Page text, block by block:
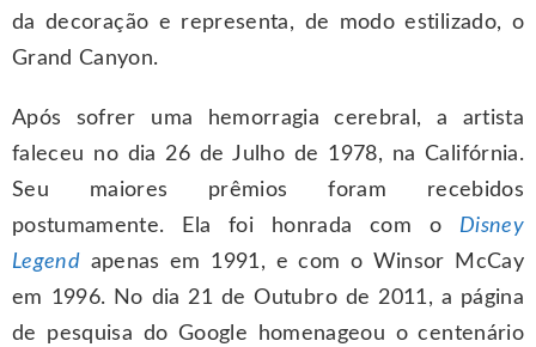
da decoração e representa, de modo estilizado, o
Grand Canyon.
Após sofrer uma hemorragia cerebral, a artista
faleceu no dia 26 de Julho de 1978, na Califórnia.
Seu maiores prêmios foram recebidos
postumamente. Ela foi honrada com o Disney
Legend apenas em 1991, e com o Winsor McCay
em 1996. No dia 21 de Outubro de 2011, a página
de pesquisa do Google homenageou o centenário